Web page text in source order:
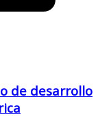
de desarrollo